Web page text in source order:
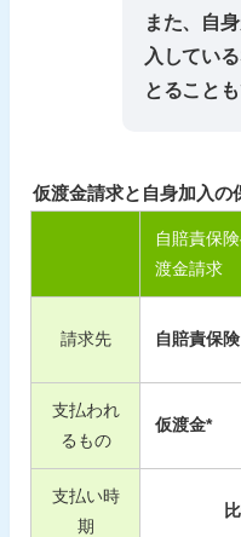
また、自身
入してい
とることも
仮渡金請求と自身加入の
自賠責保
渡金請求
請求先 自賠責保険
支払われ
るもの
仮渡金*
支払い時
期